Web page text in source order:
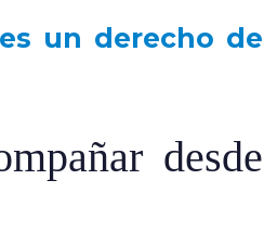
un derecho de
desde